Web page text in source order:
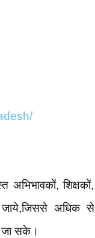
अभिभावकों, शिक्षकों,
अधिक से
जा सके।